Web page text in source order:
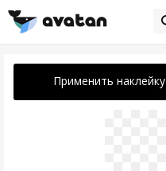
Применить наклейку